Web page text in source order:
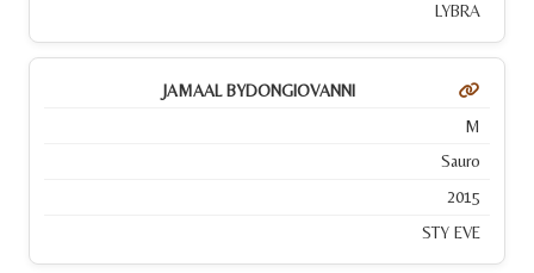
LYBRA
JAMAAL BYDONGIOVANNI
M
Sauro
2015
STY EVE